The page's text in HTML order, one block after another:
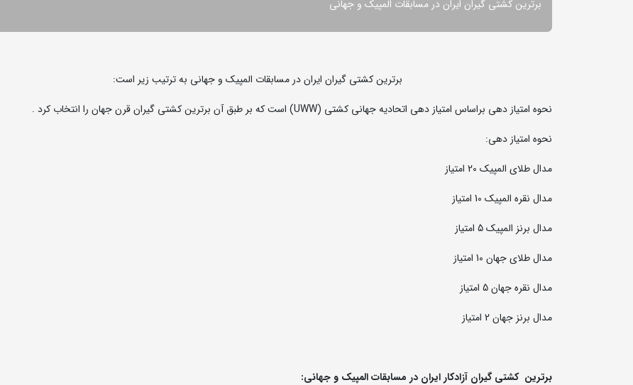
برترین کشتی گیران ایران در مسابقات المپیک و جهانی
برترین کشتی گیران ایران در مسابقات المپیک و جهانی به ترتیب زیر است:
نحوه امتیاز دهی براساس امتیاز دهی اتحادیه جهانی کشتی (UWW) است که بر طبق آن برترین کشتی گیران قرن جهان را انتخاب کرد .
نحوه امتیاز دهی:
مدال طلای المپیک 20 امتیاز
مدال نقره المپیک 10 امتیاز
مدال برنز المپیک 5 امتیاز
مدال طلای جهان 10 امتیاز
مدال نقره جهان 5 امتیاز
مدال برنز جهان 2 امتیاز
برترین کشتی گیران آزادکار ایران در مسابقات المپیک و جهانی: